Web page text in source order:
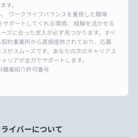
す。
ワークライフバランスを重視した職場
サポートしてくれる環境、 経験を活かせる
ズに合った求人が必ず見つかります。すべ
約事業所から直接提供されており、応募
がスムーズです。あなたの次のキャリアス
リアが全力でサポートします。
職業紹介許可番号
イバーについて